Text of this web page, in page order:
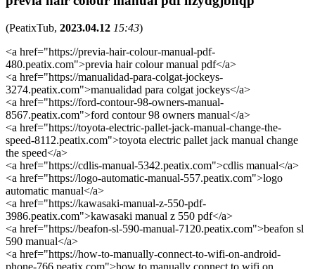
(PeatixTub, 2023.04.12 15:43)
<a href="https://previa-hair-colour-manual-pdf-
480.peatix.com">previa hair colour manual pdf</a>
<a href="https://manualidad-para-colgat-jockeys-
3274.peatix.com">manualidad para colgat jockeys</a>
<a href="https://ford-contour-98-owners-manual-
8567.peatix.com">ford contour 98 owners manual</a>
<a href="https://toyota-electric-pallet-jack-manual-change-the-
speed-8112.peatix.com">toyota electric pallet jack manual change
the speed</a>
<a href="https://cdlis-manual-5342.peatix.com">cdlis manual</a>
<a href="https://logo-automatic-manual-557.peatix.com">logo
automatic manual</a>
<a href="https://kawasaki-manual-z-550-pdf-
3986.peatix.com">kawasaki manual z 550 pdf</a>
<a href="https://beafon-sl-590-manual-7120.peatix.com">beafon sl
590 manual</a>
<a href="https://how-to-manually-connect-to-wifi-on-android-
phone-766.peatix.com">how to manually connect to wifi on